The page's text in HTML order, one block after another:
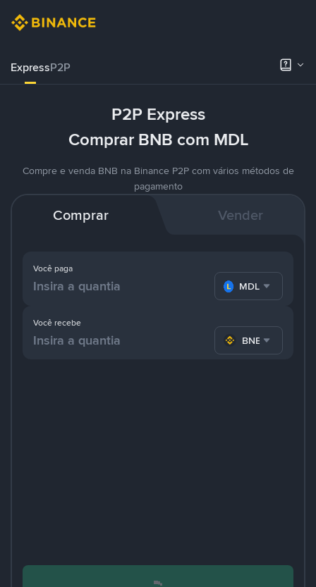
ExpressP2P
P2P Express
Comprar BNB com MDL
Compre e venda BNB na Binance P2P com vários métodos de
pagamento
Comprar Vender
Você paga
MDL
Você recebe
BNB